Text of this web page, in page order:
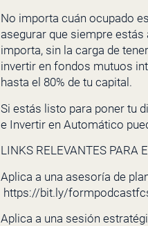
No importa cuán ocupado
asegurar que siempre
importa, sin la carga de
invertir en fondos mutuos
hasta el 80% de tu capital.
Si estás listo para poner tu
e Invertir en Automático
LINKS RELEVANTES PARA
Aplica a una asesoría de
https://bit.ly/
Aplica a una sesión